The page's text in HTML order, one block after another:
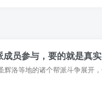
成员参与，要的就是真实